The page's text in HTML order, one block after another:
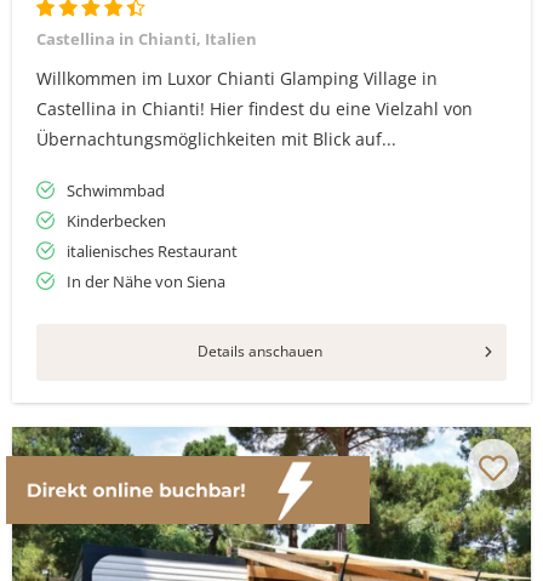
Castellina in Chianti, Italien
Willkommen im Luxor Chianti Glamping Village in
Castellina in Chianti! Hier findest du eine Vielzahl von
Übernachtungsmöglichkeiten mit Blick auf...
Schwimmbad
Kinderbecken
italienisches Restaurant
In der Nähe von Siena
Details anschauen